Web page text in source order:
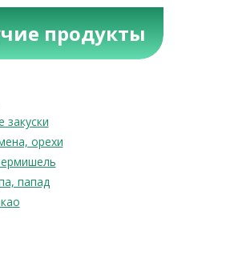
продукты
закуски
орехи
папад